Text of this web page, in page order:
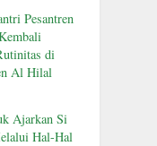
Pesantren
di
Al Hilal
Ajarkan Si
Hal-Hal